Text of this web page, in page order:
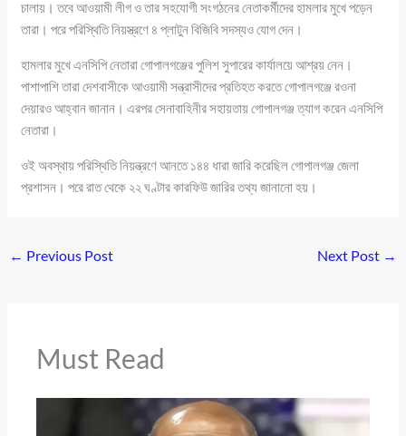
চালায়। তবে আওয়ামী লীগ ও তার সহযোগী সংগঠনের নেতাকর্মীদের হামলার মুখে পড়েন
তারা। পরে পরিস্থিতি নিয়স্ত্রণে ৪ প্লাটুন বিজিবি সদস্যও যোগ দেন।
হামলার মুখে এনসিপি নেতারা গোপালগঞ্জের পুলিশ সুপারের কার্যালয়ে আশ্রয় নেন।
পাশাপাশি তারা দেশবাসীকে আওয়ামী সন্ত্রাসীদের প্রতিহত করতে গোপালগঞ্জে রওনা
দেয়ারও আহ্বান জানান। এরপর সেনাবাহিনীর সহায়তায় গোপালগঞ্জ ত্যাগ করেন এনসিপি
নেতারা।
ওই অবস্থায় পরিস্থিতি নিয়ন্ত্রণে আনতে ১৪৪ ধারা জারি করেছিল গোপালগঞ্জ জেলা
প্রশাসন। পরে রাত থেকে ২২ ঘণ্টার কারফিউ জারির তথ্য জানানো হয়।
← Previous Post Next Post →
Must Read